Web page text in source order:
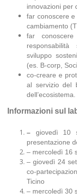
innovazioni per
far conoscere
cambiamento
far
sviluppo
(es. B-corp,
co-creare e
al servizio del
dell’ecosistema.
Informazioni sul
– giovedì 10
presentazione
– mercoledì 16
– giovedì 24
co-
Ticino
– mercoledì 30